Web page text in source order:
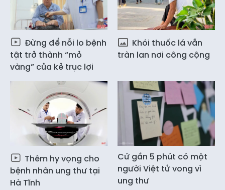
Đừng để nỗi lo bệnh
tật trở thành “mỏ
vàng” của kẻ trục lợi
Khói thuốc lá vẫn
tràn lan nơi công cộng
Thêm hy vọng cho
bệnh nhân ung thư tại
Hà Tĩnh
Cứ gần 5 phút có một
người Việt tử vong vì
ung thư